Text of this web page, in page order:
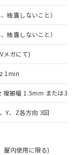
結露しないこと）
結露しないこと）
メガにて)
1min
複振幅 1.5mm または
Y、Z各方向 3回
屋内使用に限る)
意のうえ
事業取扱
準価格
もので
品もある
結果は、
社内デー
あり、閲
および標
を出す予
物質）の
認中の
で、有
。
品として
合などや
。
下、 カド
RoHSの
。
国RoHSの
す。
門へお問
Cd(カドミウ
ち、外国
る商品
は、日本
務取引許